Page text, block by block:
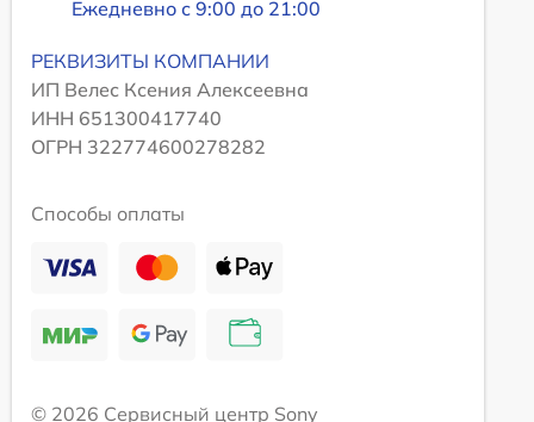
Ежедневно с 9:00 до 21:00
РЕКВИЗИТЫ КОМПАНИИ
ИП Велес Ксения Алексеевна
ИНН 651300417740
ОГРН 322774600278282
Способы оплаты
© 2026 Сервисный центр Sony